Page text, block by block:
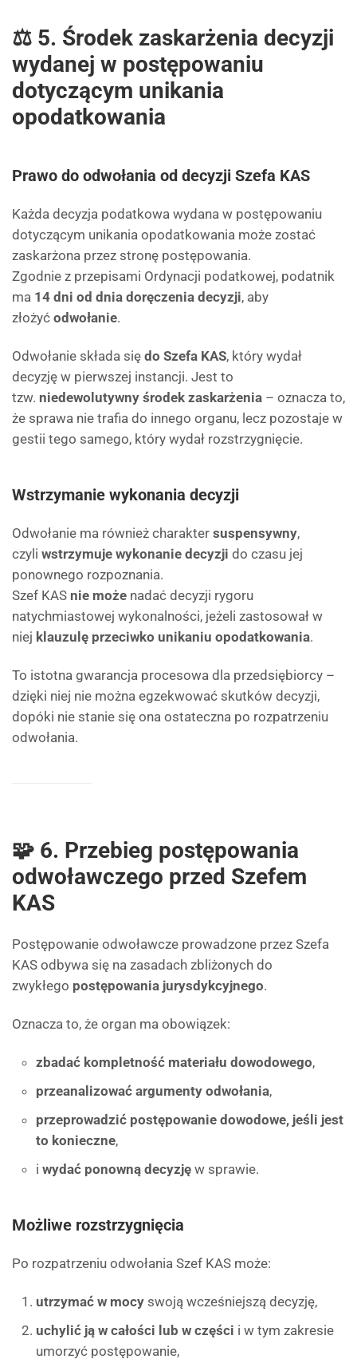
⚖️ 5. Środek zaskarżenia decyzji
wydanej w postępowaniu
dotyczącym unikania
opodatkowania
Prawo do odwołania od decyzji Szefa KAS
Każda decyzja podatkowa wydana w postępowaniu
dotyczącym unikania opodatkowania może zostać
zaskarżona przez stronę postępowania.
Zgodnie z przepisami Ordynacji podatkowej, podatnik
ma 14 dni od dnia doręczenia decyzji, aby
złożyć odwołanie.
Odwołanie składa się do Szefa KAS, który wydał
decyzję w pierwszej instancji. Jest to
tzw. niedewolutywny środek zaskarżenia – oznacza to,
że sprawa nie trafia do innego organu, lecz pozostaje w
gestii tego samego, który wydał rozstrzygnięcie.
Wstrzymanie wykonania decyzji
Odwołanie ma również charakter suspensywny,
czyli wstrzymuje wykonanie decyzji do czasu jej
ponownego rozpoznania.
Szef KAS nie może nadać decyzji rygoru
natychmiastowej wykonalności, jeżeli zastosował w
niej klauzulę przeciwko unikaniu opodatkowania.
To istotna gwarancja procesowa dla przedsiębiorcy –
dzięki niej nie można egzekwować skutków decyzji,
dopóki nie stanie się ona ostateczna po rozpatrzeniu
odwołania.
🧩 6. Przebieg postępowania
odwoławczego przed Szefem
KAS
Postępowanie odwoławcze prowadzone przez Szefa
KAS odbywa się na zasadach zbliżonych do
zwykłego postępowania jurysdykcyjnego.
Oznacza to, że organ ma obowiązek:
zbadać kompletność materiału dowodowego,
przeanalizować argumenty odwołania,
przeprowadzić postępowanie dowodowe, jeśli jest
to konieczne,
i wydać ponowną decyzję w sprawie.
Możliwe rozstrzygnięcia
Po rozpatrzeniu odwołania Szef KAS może:
utrzymać w mocy swoją wcześniejszą decyzję,
uchylić ją w całości lub w części i w tym zakresie
umorzyć postępowanie,